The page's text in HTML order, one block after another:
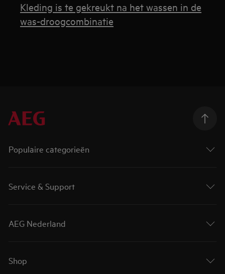
Kleding is te gekreukt na het wassen in de
was-droogcombinatie
Populaire categorieën
Service & Support
AEG Nederland
Shop